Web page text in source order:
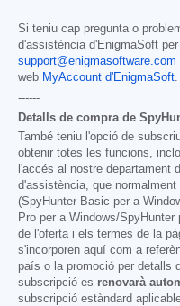
Si teniu cap pregunta o
d'assistència d'EnigmaSoft
support@enigmasoftware.com
web MyAccount d'EnigmaSoft
------
Detalls de compra de
També teniu l'opció de
obtenir totes les funcions,
l'accés al nostre departament
d'assistència, que normalment
(SpyHunter Basic per a
Pro per a Windows/
de l'oferta i els termes de la
s'incorporen aquí com a
país o la promoció per detalls
subscripció es renovarà
subscripció estàndard